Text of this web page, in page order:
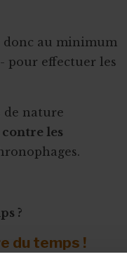
donc au minimum
pour effectuer les
de nature
les
?
du temps !